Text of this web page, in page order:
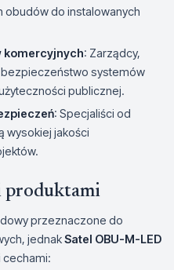
obudów do instalowanych
komercyjnych: Zarządcy,
bezpieczeństwo systemów
publicznej.
: Specjaliści od
wysokiej jakości
produktami
przeznaczone do
jednakSatel OBU-M-LED
cechami: